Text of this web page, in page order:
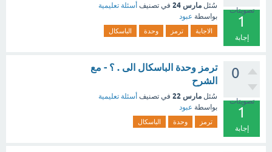
تصويتات
1
إجابة
سُئل مارس 24 في تصنيف أسئلة تعليمية
بواسطة عبود
الاجابة ترمز وحدة الباسكال
0
تصويتات
1
إجابة
ترمز وحدة الباسكال الى . ؟ - مع
الشرح
سُئل مارس 22 في تصنيف أسئلة تعليمية
بواسطة عبود
ترمز وحدة الباسكال